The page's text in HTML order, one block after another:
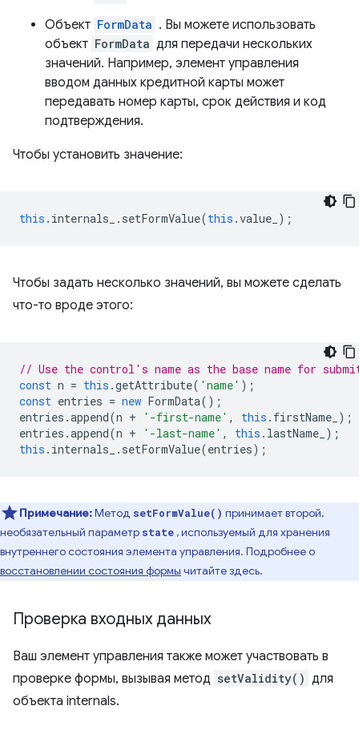
Объект FormData . Вы можете использовать
объект FormData для передачи нескольких
значений. Например, элемент управления
вводом данных кредитной карты может
передавать номер карты, срок действия и код
подтверждения.
Чтобы установить значение:
this . internals_ . setFormValue(this .value_ );
Чтобы задать несколько значений, вы можете сделать
что-то вроде этого:
// Use the control's name as the base name for
const n = this .getAttribute( 'name' );
const entries = new FormData();
entries .append(n + '-first-name' , this . firstName_ );
entries .append(n + '-last-name' , this . lastName_ );
this . internals_ . setFormValue(entries);
Примечание:Метод setFormValue() принимает второй,
необязательный параметр state , используемый для хранения
внутреннего состояния элемента управления. Подробнее о
восстановлении состояния формы читайте здесь.
Проверка входных данных
Ваш элемент управления также может участвовать в
проверке формы, вызывая метод setValidity() для
объекта internals.